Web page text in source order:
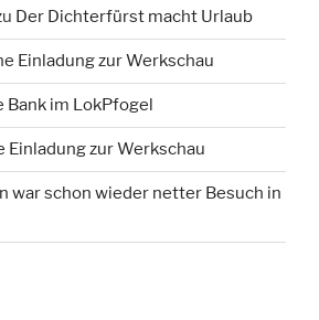
Der Dichterfürst macht Urlaub
Einladung zur Werkschau
Bank im LokPfogel
Einladung zur Werkschau
war schon wieder netter Besuch in